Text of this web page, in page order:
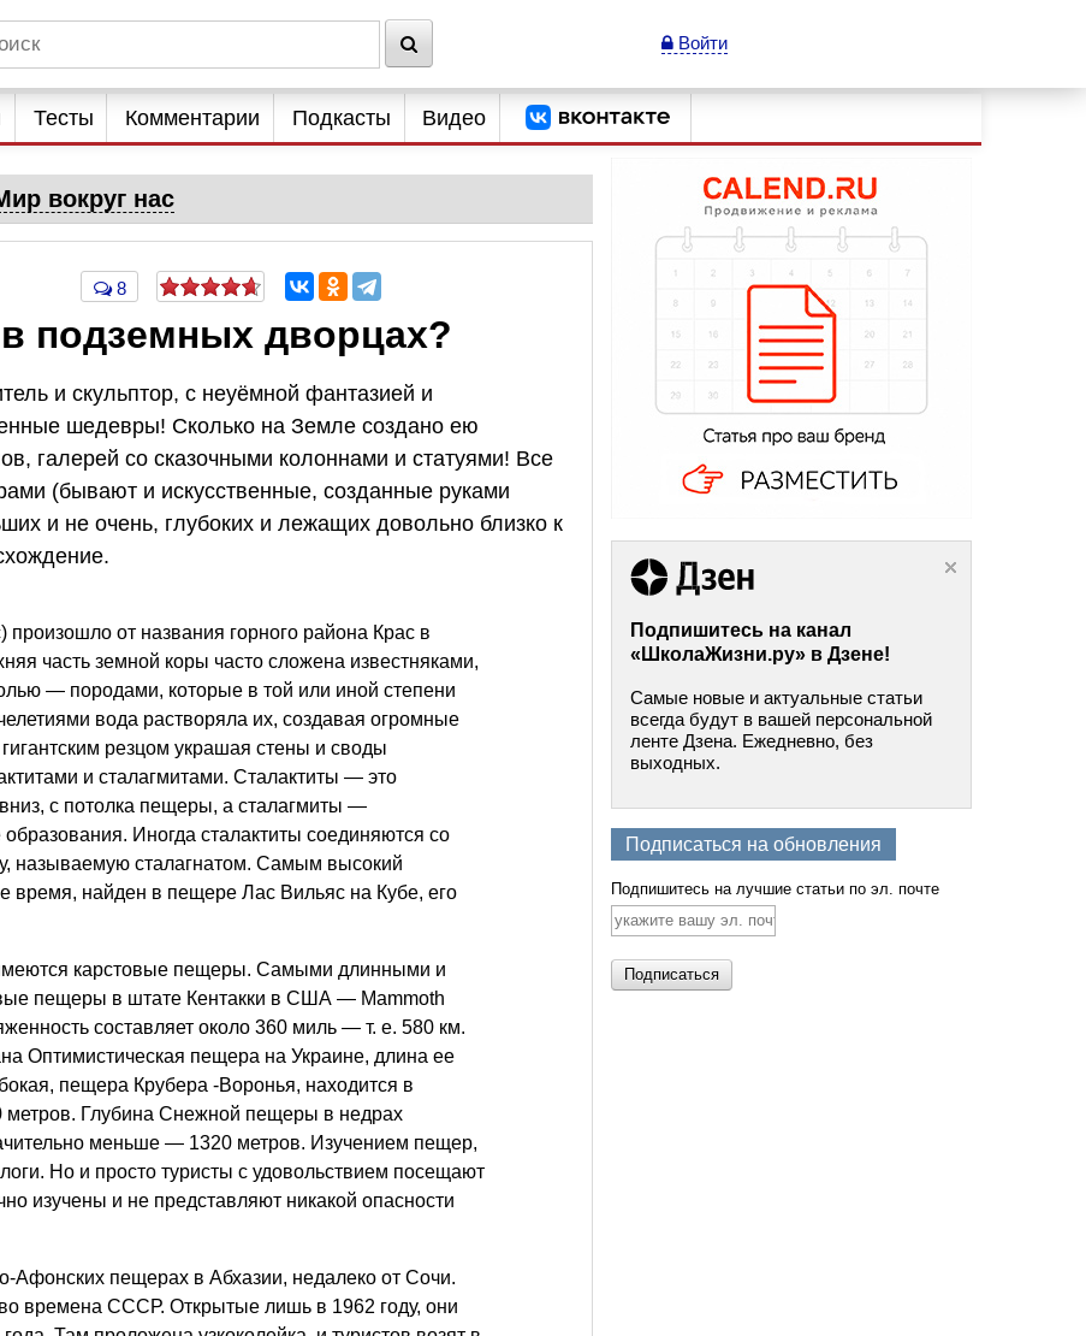
Войти
Тесты Комментарии Подкасты Видео
вокруг нас
8
подземных дворцах?
и скульптор, с неуёмной фантазией и
шедевры! Сколько на Земле создано ею
галерей со сказочными колоннами и статуями! Все
(бывают и искусственные, созданные руками
и не очень, глубоких и лежащих довольно близко к
произошло от названия горного района Крас в
часть земной коры часто сложена известняками,
— породами, которые в той или иной степени
вода растворяла их, создавая огромные
резцом украшая стены и своды
и сталагмитами. Сталактиты — это
с потолка пещеры, а сталагмиты —
Иногда сталактиты соединяются со
называемую сталагнатом. Самым высокий
время, найден в пещере Лас Вильяс на Кубе, его
карстовые пещеры. Самыми длинными и
пещеры в штате Кентакки в США — Mammoth
составляет около 360 миль — т. е. 580 км.
Оптимистическая пещера на Украине, длина ее
пещера Крубера -Воронья, находится в
метров. Глубина Снежной пещеры в недрах
меньше — 1320 метров. Изучением пещер,
Но и просто туристы с удовольствием посещают
изучены и не представляют никакой опасности
Афонских пещерах в Абхазии, недалеко от Сочи.
времена СССР. Открытые лишь в 1962 году, они
Подпишитесь на канал
«ШколаЖизни.ру» в Дзене!
Самые новые и актуальные статьи
всегда будут в вашей персональной
ленте Дзена. Ежедневно, без
выходных.
Подписаться на обновления
Подпишитесь на лучшие статьи по эл. почте